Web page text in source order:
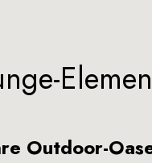
Outdoor-